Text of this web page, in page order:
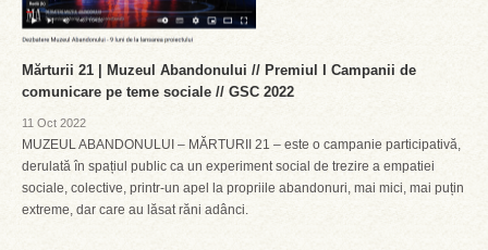
Mărturii 21 | Muzeul Abandonului // Premiul I Campanii de
comunicare pe teme sociale // GSC 2022
11 Oct 2022
MUZEUL ABANDONULUI – MĂRTURII 21 – este o campanie participativă,
derulată în spațiul public ca un experiment social de trezire a empatiei
sociale, colective, printr-un apel la propriile abandonuri, mai mici, mai puțin
extreme, dar care au lăsat răni adânci.